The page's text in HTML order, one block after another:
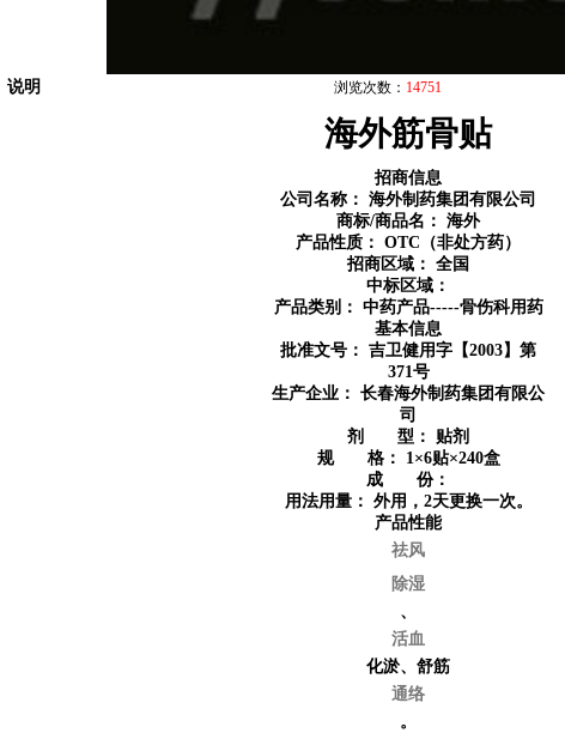
说明 浏览次数： 14751
海外筋骨贴
招商信息
公司名称： 海外制药集团有限公司
商标/商品名： 海外
产品性质： OTC（非处方药）
招商区域： 全国
中标区域：
产品类别： 中药产品-----骨伤科用药
基本信息
批准文号： 吉卫健用字【2003】第
371号
生产企业： 长春海外制药集团有限公
司
剂 型： 贴剂
规 格： 1×6贴×240盒
成 份：
用法用量： 外用，2天更换一次。
产品性能
祛风
除湿
、
活血
化淤、舒筋
通络
。